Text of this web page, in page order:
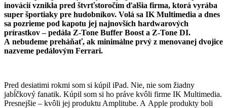
inovácií vznikla pred štvrťstoročím ďalšia firma, ktorá vyrába
super športiaky pre hudobníkov. Volá sa IK Multimedia a dnes
sa pozrieme pod kapotu jej najnovších hardwarových
prírastkov – pedála Z-Tone Buffer Boost a Z-Tone DI.
A nebudeme preháňať, ak minimálne prvý z menovanej dvojice
nazveme pedálovým Ferrari.
Pred desiatimi rokmi som si kúpil iPad. Nie, nie som žiadny
jabĺčkový fanatik. Kúpil som si ho práve kvôli firme IK Multimedia.
Presnejšie – kvôli jej produktu Amplitube. A Apple produkty boli